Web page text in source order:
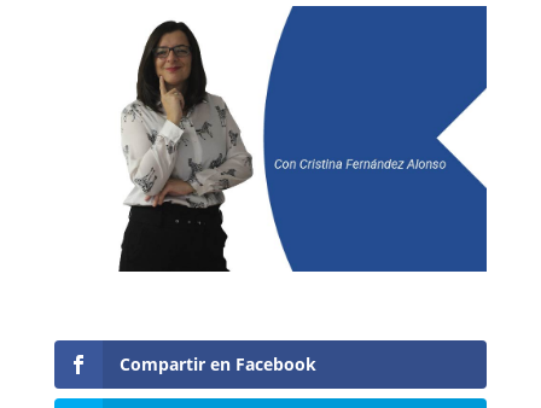
Compartir en Facebook